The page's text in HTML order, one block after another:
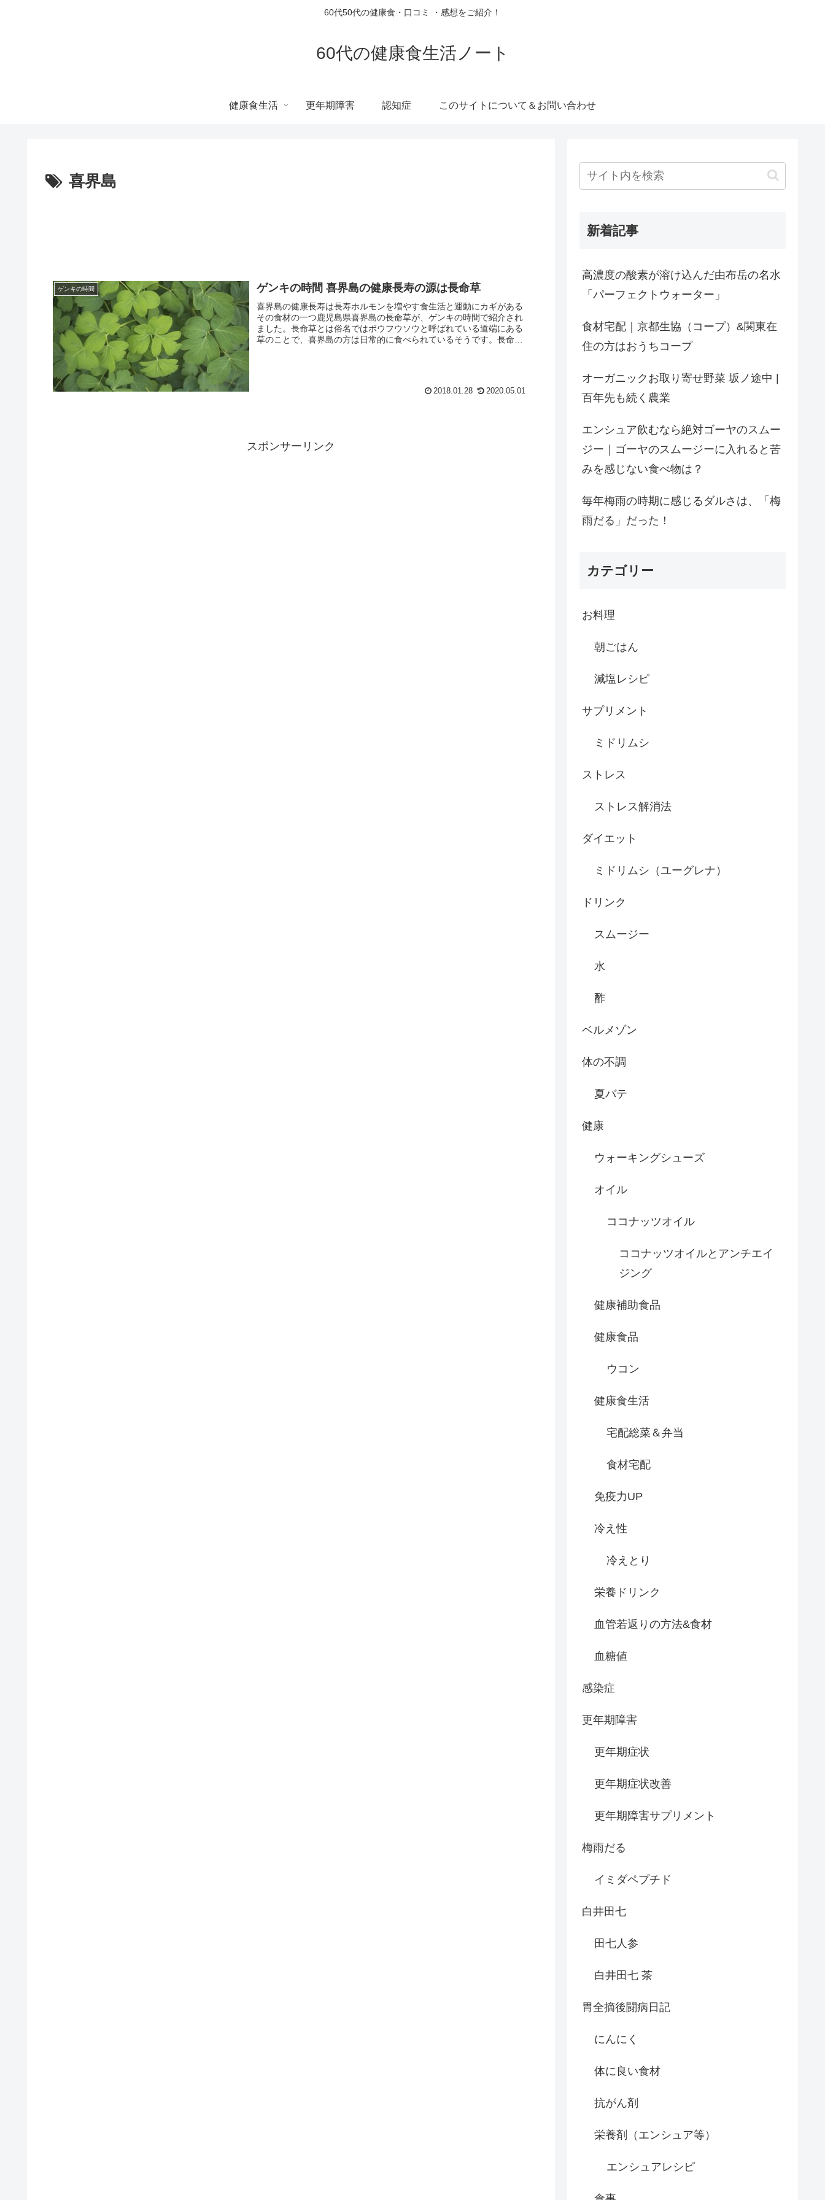
60代50代の健康食・口コミ ・感想をご紹介！
60代の健康食生活ノート
健康食生活 更年期障害 認知症 このサイトについて＆お問い合わせ
喜界島
ゲンキの時間 ゲンキの時間 喜界島の健康長寿の源は長命草
喜界島の健康長寿は長寿ホルモンを増やす食生活と運動にカギがある
その食材の一つ鹿児島県喜界島の長命草が、ゲンキの時間で紹介され
ました。長命草とは俗名ではボウフウソウと呼ばれている道端にある
草のことで、喜界島の方は日常的に食べられているそうです。長命草
2018.01.28 2020.05.01
スポンサーリンク
新着記事
高濃度の酸素が溶け込んだ由布岳の名水
「パーフェクトウォーター」
食材宅配｜京都生協（コープ）&関東在
住の方はおうちコープ
オーガニックお取り寄せ野菜 坂ノ途中 |
百年先も続く農業
エンシュア飲むなら絶対ゴーヤのスムー
ジー｜ゴーヤのスムージーに入れると苦
みを感じない食べ物は？
毎年梅雨の時期に感じるダルさは、「梅
雨だる」だった！
カテゴリー
お料理
朝ごはん
減塩レシピ
サプリメント
ミドリムシ
ストレス
ストレス解消法
ダイエット
ミドリムシ（ユーグレナ）
ドリンク
スムージー
水
酢
ベルメゾン
体の不調
夏バテ
健康
ウォーキングシューズ
オイル
ココナッツオイル
ココナッツオイルとアンチエイ
ジング
健康補助食品
健康食品
ウコン
健康食生活
宅配総菜＆弁当
食材宅配
免疫力UP
冷え性
冷えとり
栄養ドリンク
血管若返りの方法&食材
血糖値
感染症
更年期障害
更年期症状
更年期症状改善
更年期障害サプリメント
梅雨だる
イミダペプチド
白井田七
田七人参
白井田七 茶
胃全摘後闘病日記
にんにく
体に良い食材
抗がん剤
栄養剤（エンシュア等）
エンシュアレシピ